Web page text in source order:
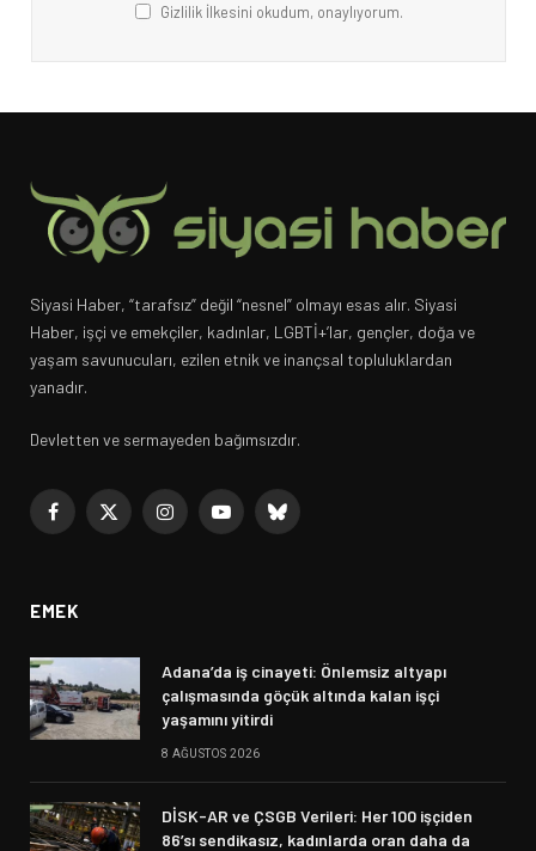
Gizlilik İlkesini okudum, onaylıyorum.
Siyasi Haber, “tarafsız” değil “nesnel” olmayı esas alır. Siyasi
Haber, işçi ve emekçiler, kadınlar, LGBTİ+’lar, gençler, doğa ve
yaşam savunucuları, ezilen etnik ve inançsal topluluklardan
yanadır.
Devletten ve sermayeden bağımsızdır.
Facebook
X
InstagramYouTubeBluesky
EMEK
Adana’da iş cinayeti: Önlemsiz altyapı
çalışmasında göçük altında kalan işçi
yaşamını yitirdi
8 AĞUSTOS 2026
DİSK-AR ve ÇSGB Verileri: Her 100 işçiden
86’sı sendikasız, kadınlarda oran daha da